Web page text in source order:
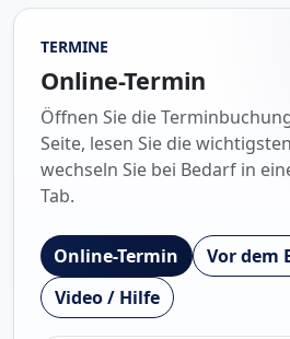
TERMINE
Online-Termin
Öffnen Sie die
Seite, lesen Sie die
wechseln Sie bei Bedarf in
Tab.
Online-Termin
Vor dem
Video / Hilfe